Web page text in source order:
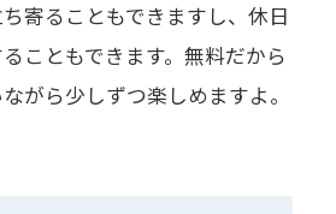
寄ることもできますし、休日
こともできます。無料だから
がら少しずつ楽しめますよ。